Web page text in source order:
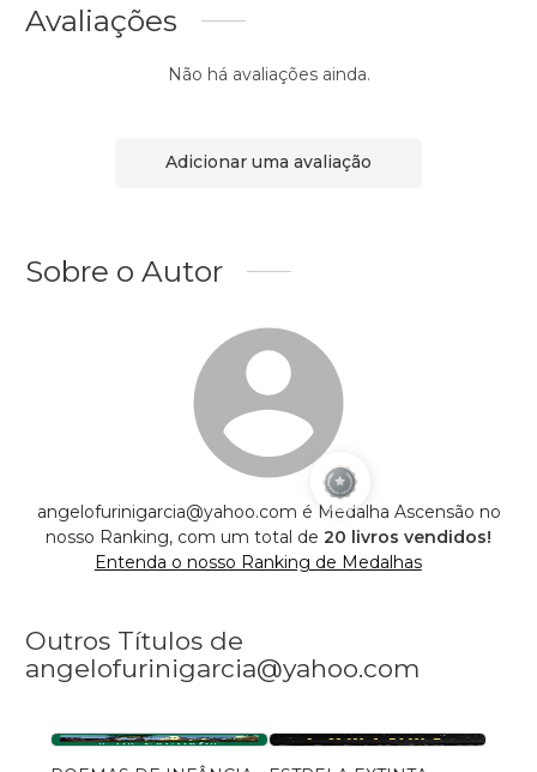
Avaliações
Não há avaliações ainda.
Adicionar uma avaliação
Sobre o Autor
angelofurinigarcia@yahoo.com é Medalha Ascensão no
nosso Ranking, com um total de 20 livros vendidos!
Entenda o nosso Ranking de Medalhas
Outros Títulos de
angelofurinigarcia@yahoo.com